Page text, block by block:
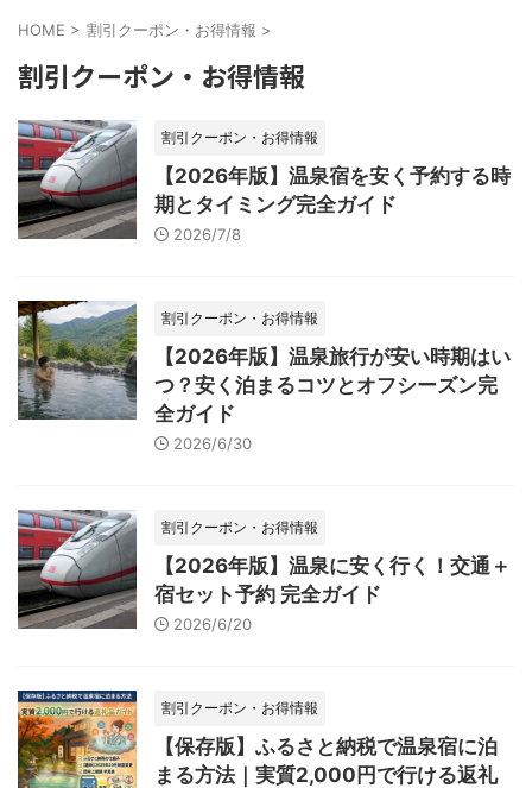
HOME > 割引クーポン・お得情報 >
割引クーポン・お得情報
割引クーポン・お得情報
【2026年版】温泉宿を安く予約する時
期とタイミング完全ガイド
2026/7/8
割引クーポン・お得情報
【2026年版】温泉旅行が安い時期はい
つ？安く泊まるコツとオフシーズン完
全ガイド
2026/6/30
割引クーポン・お得情報
【2026年版】温泉に安く行く！交通＋
宿セット予約 完全ガイド
2026/6/20
割引クーポン・お得情報
【保存版】ふるさと納税で温泉宿に泊
まる方法｜実質2,000円で行ける返礼